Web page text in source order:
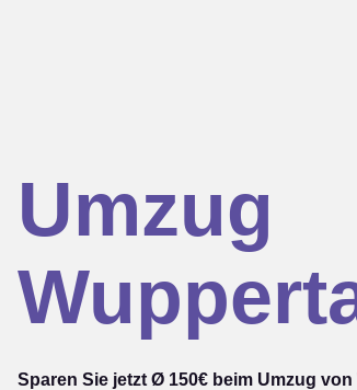
Umzug
Sparen Sie jetzt Ø 150€ beim Umzug